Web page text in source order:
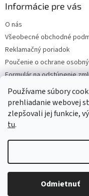
Používame súbory
prehliadanie webovej
zlepšovali jej funkcie,
tu.
Odmietnuť
Informácie pre vás
O nás
Všeobecné obchodné
Reklamačný poriadok
Poučenie o ochrane
Formulár na odstúpenie
Reklamačný formulár
Kontakty
Copyright 2026